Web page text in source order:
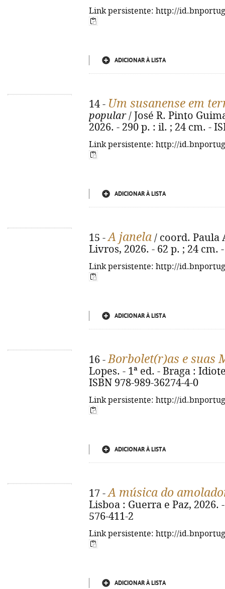
Link persistente: http://
ADICIONAR À LISTA
14 - Um susanense em
popular/ José R. Pinto
2026. - 290 p. : il. ; 24 cm. -
Link persistente: http://
ADICIONAR À LISTA
15 -A janela / coord. Paula
Livros, 2026. - 62 p. ; 24 cm.
Link persistente: http://
ADICIONAR À LISTA
16 -Borbolet(r)as e suas
Lopes. - 1ª ed. - Braga :
ISBN 978-989-36274-4-0
Link persistente: http://
ADICIONAR À LISTA
17 -A música do
Lisboa : Guerra e Paz, 2026.
576-411-2
Link persistente: http://
ADICIONAR À LISTA